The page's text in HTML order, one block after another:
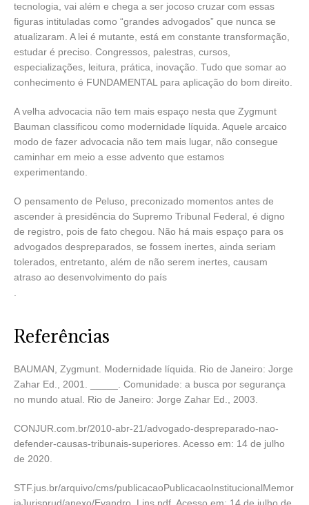
tecnologia, vai além e chega a ser jocoso cruzar com essas
figuras intituladas como “grandes advogados” que nunca se
atualizaram. A lei é mutante, está em constante transformação,
estudar é preciso. Congressos, palestras, cursos,
especializações, leitura, prática, inovação. Tudo que somar ao
conhecimento é FUNDAMENTAL para aplicação do bom direito.
A velha advocacia não tem mais espaço nesta que Zygmunt
Bauman classificou como modernidade líquida. Aquele arcaico
modo de fazer advocacia não tem mais lugar, não consegue
caminhar em meio a esse advento que estamos
experimentando.
O pensamento de Peluso, preconizado momentos antes de
ascender à presidência do Supremo Tribunal Federal, é digno
de registro, pois de fato chegou. Não há mais espaço para os
advogados despreparados, se fossem inertes, ainda seriam
tolerados, entretanto, além de não serem inertes, causam
atraso ao desenvolvimento do país
Referências
BAUMAN, Zygmunt. Modernidade líquida. Rio de Janeiro: Jorge
Zahar Ed., 2001. _____. Comunidade: a busca por segurança
no mundo atual. Rio de Janeiro: Jorge Zahar Ed., 2003.
CONJUR.com.br/2010-abr-21/advogado-despreparado-nao-
defender-causas-tribunais-superiores. Acesso em: 14 de julho
de 2020.
STF.jus.br/arquivo/cms/publicacaoPublicacaoInstitucionalMemor